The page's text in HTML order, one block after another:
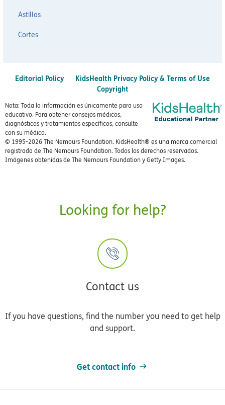
Astillas
Cortes
Editorial Policy
KidsHealth Privacy Policy & Terms of Use
Copyright
Nota: Toda la información es únicamente para uso
educativo. Para obtener consejos médicos,
diagnósticos y tratamientos específicos, consulte
con su médico.
© 1995-2026 The Nemours Foundation. KidsHealth® es una marca comercial
registrada de The Nemours Foundation. Todos los derechos reservados.
Imágenes obtenidas de The Nemours Foundation y Getty Images.
Looking for help?
Contact us
If you have questions, find the number you need to get help
and support.
Get contact info